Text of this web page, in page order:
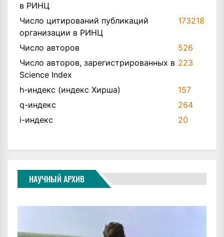
в РИНЦ
Число цитирований публикаций
организации в РИНЦ
173218
Число авторов
526
Число авторов, зарегистрированных в
Science Index
223
h-индекс (индекс Хирша)
157
q-индекс
264
i-индекс
20
НАУЧНЫЙ АРХИВ